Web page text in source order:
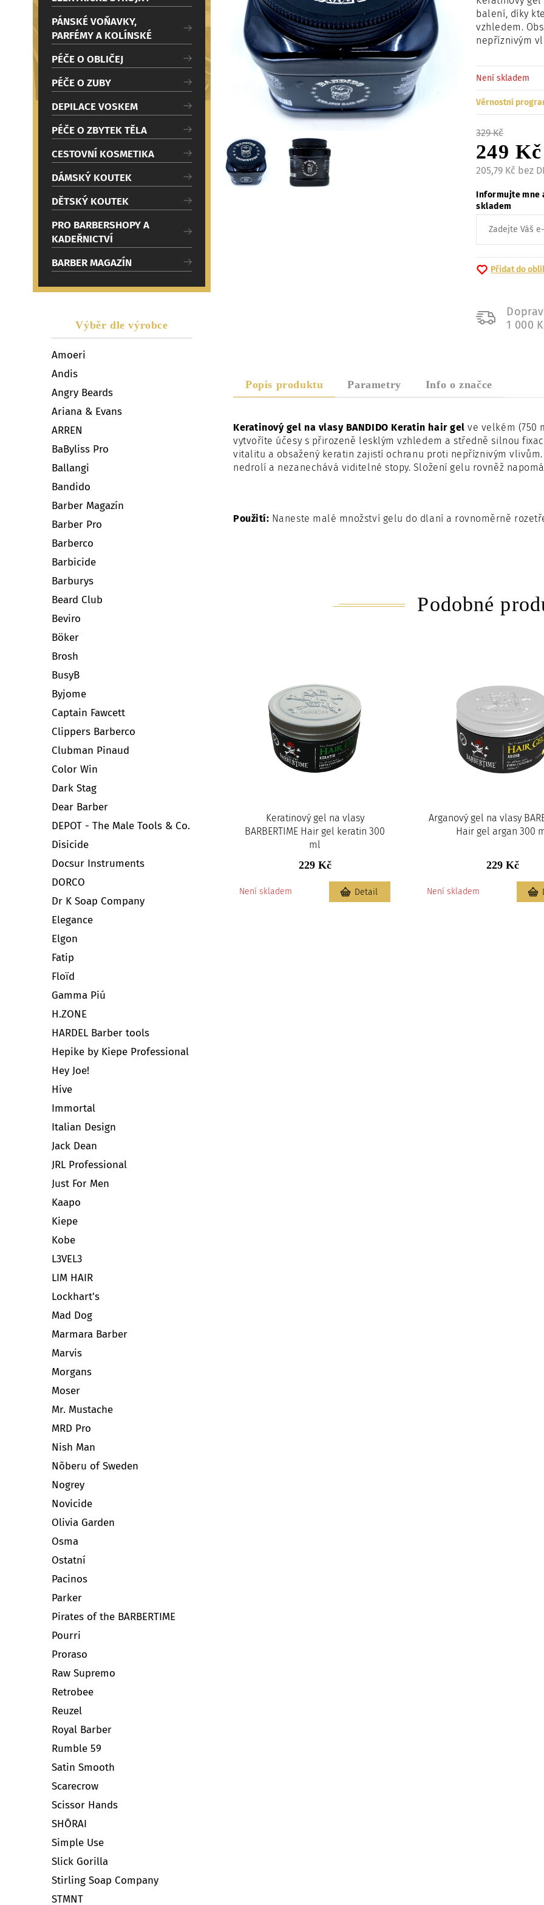
PÁNSKÉ VOŇAVKY,
PARFÉMY A KOLÍNSKÉ
PÉČE O OBLIČEJ
PÉČE O ZUBY
DEPILACE VOSKEM
PÉČE O ZBYTEK TĚLA
CESTOVNÍ KOSMETIKA
DÁMSKÝ KOUTEK
DĚTSKÝ KOUTEK
PRO BARBERSHOPY A
KADEŘNICTVÍ
BARBER MAGAZÍN
Výběr dle výrobce
Amoeri
Andis
Angry Beards
Ariana & Evans
ARREN
BaByliss Pro
Ballangi
Bandido
Barber Magazín
Barber Pro
Barberco
Barbicide
Barburys
Beard Club
Beviro
Böker
Brosh
BusyB
Byjome
Captain Fawcett
Clippers Barberco
Clubman Pinaud
Color Win
Dark Stag
Dear Barber
DEPOT - The Male Tools & Co.
Disicide
Docsur Instruments
DORCO
Dr K Soap Company
Elegance
Elgon
Fatip
Floïd
Gamma Piú
H.ZONE
HARDEL Barber tools
Hepike by Kiepe Professional
Hey Joe!
Hive
Immortal
Italian Design
Jack Dean
JRL Professional
Just For Men
Kaapo
Kiepe
Kobe
L3VEL3
LIM HAIR
Lockhart's
Mad Dog
Marmara Barber
Marvis
Morgans
Moser
Mr. Mustache
MRD Pro
Nish Man
Nõberu of Sweden
Nogrey
Novicide
Olivia Garden
Osma
Ostatní
Pacinos
Parker
Pirates of the BARBERTIME
Pourri
Proraso
Raw Supremo
Retrobee
Reuzel
Royal Barber
Rumble 59
Satin Smooth
Scarecrow
Scissor Hands
SHŌRAI
Simple Use
Slick Gorilla
Stirling Soap Company
STMNT
Načítám
balení, díky
vzhledem.
nepříznivým
Není skladem
Věrnostní
329 Kč
249 Kč
205,79 Kč bez
Informujte mne
skladem
Přidat do
1 000
Popis produktu Parametry Info o značce
Keratinový gel na vlasy BANDIDO Keratin hair gel ve velkém (750
vytvoříte účesy s přirozeně lesklým vzhledem a středně silnou
vitalitu a obsažený keratin zajistí ochranu proti nepříznivým
nedrolí a nezanechává viditelné stopy. Složení gelu rovněž
Použití: Naneste malé množství gelu do dlaní a rovnoměrně
Podobné
Keratinový gel na vlasy
BARBERTIME Hair gel keratin 300
ml
229 Kč
Není skladem Detail
Arganový gel na vlasy
Hair gel argan 300
229 Kč
Není skladem